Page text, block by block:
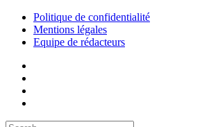
Politique de confidentialité
Mentions légales
Equipe de rédacteurs